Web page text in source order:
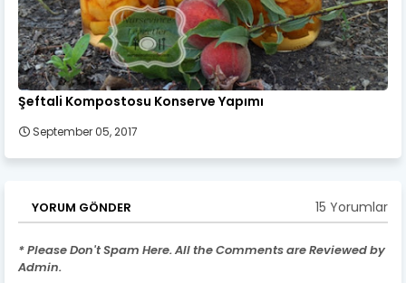
Şeftali Kompostosu Konserve Yapımı
September 05, 2017
YORUM GÖNDER 15 Yorumlar
* Please Don't Spam Here. All the Comments are Reviewed by
Admin.